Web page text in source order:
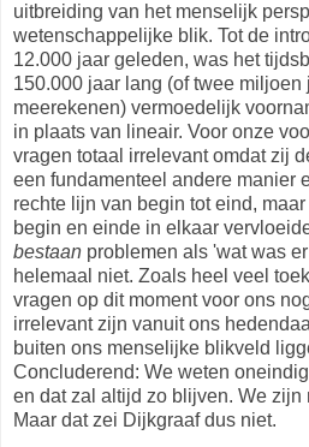
uitbreiding van het menselijk
wetenschappelijke blik. Tot de
12.000 jaar geleden, was het
150.000 jaar lang (of twee miljoen
meerekenen) vermoedelijk
in plaats van lineair. Voor onze
vragen totaal irrelevant omdat zij
een fundamenteel andere manier
rechte lijn van begin tot eind,
begin en einde in elkaar
bestaan problemen als 'wat was
helemaal niet. Zoals heel veel
vragen op dit moment voor ons
irrelevant zijn vanuit ons
buiten ons menselijke blikveld
Concluderend: We weten
en dat zal altijd zo blijven. We zijn
Maar dat zei Dijkgraaf dus niet.